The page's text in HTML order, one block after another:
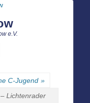
e.V.
C-Jugend »
Lichtenrader